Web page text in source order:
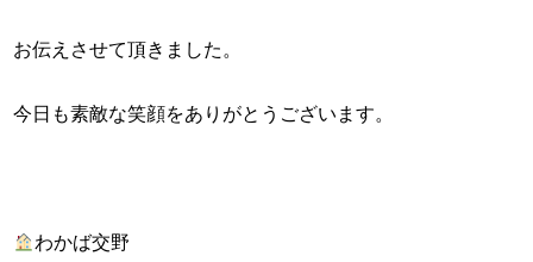
お伝えさせて頂きました。
今日も素敵な笑顔をありがとうございます。
わかば交野